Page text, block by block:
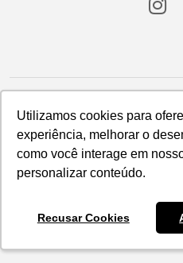
Utilizamos cookies para
experiência, melhorar o
como você interage em
personalizar conteúdo.
Recusar Cookies
Utilizamos cookies para
experiência, melhorar o
como você interage em
personalizar conteúdo.
Recusar Cookies
Política de